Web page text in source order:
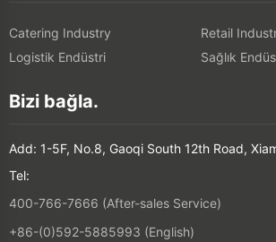
Catering Industry
Retail
Logistik Endüstri
Sağlık
Bizi bağla.
Add: 1-5F, No.8, Gaoqi South 12th Road,
Tel:
400-766-7666 (After-sales Service)
+86-(0)592-5885993 (English)